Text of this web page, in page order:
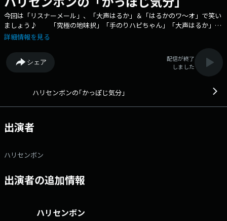
今回は「リスナーメール」、「大声はるか」＆「はるかのワ～オ」で笑い
ましょう♪ 「究極の地味択」「手のりハピちゃん」「大声はるか」
「はるかのワーオ！」 「美味しくてご麺ね」などコーナーへのネタの投
♪ 番組Webサイト：https://audee.jp/program/show/300009090 メ
ッセージフォーム：https://form.audee.jp/kappoji/message
詳細情報を見る
シェア
配信が終了
しました
ハリセンボンの｢かっぽじ気分｣
出演者
ハリセンボン
出演者の追加情報
ハリセンボン